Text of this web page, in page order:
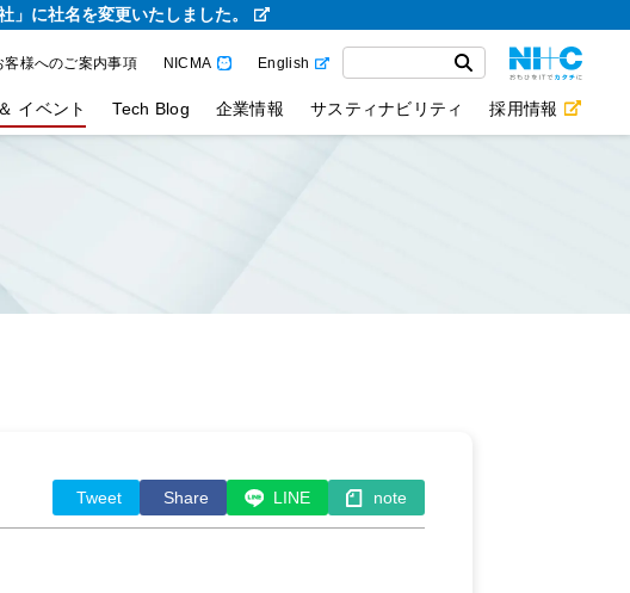
」に社名を変更いたしました。
客様へのご案内事項 NICMA English
イベント Tech Blog 企業情報 サスティナビリティ 採用情報
Tweet Share LINE note